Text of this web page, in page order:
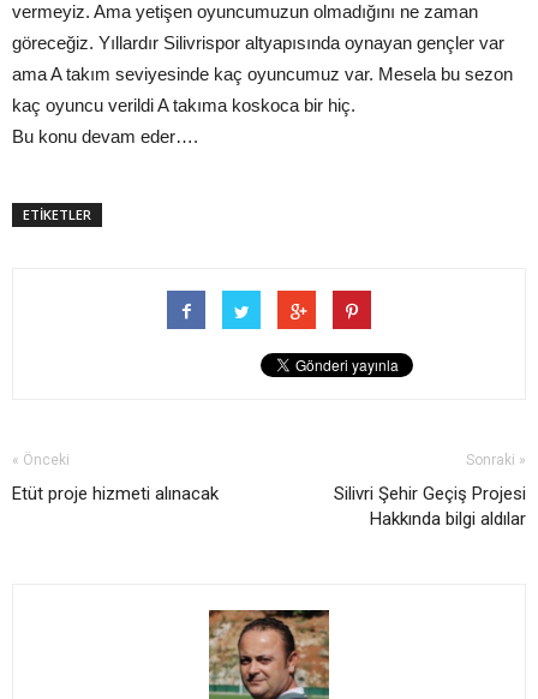
vermeyiz. Ama yetişen oyuncumuzun olmadığını ne zaman
göreceğiz. Yıllardır Silivrispor altyapısında oynayan gençler var
ama A takım seviyesinde kaç oyuncumuz var. Mesela bu sezon
kaç oyuncu verildi A takıma koskoca bir hiç.
Bu konu devam eder….
ETİKETLER
« Önceki
Etüt proje hizmeti alınacak
Sonraki »
Silivri Şehir Geçiş Projesi
Hakkında bilgi aldılar